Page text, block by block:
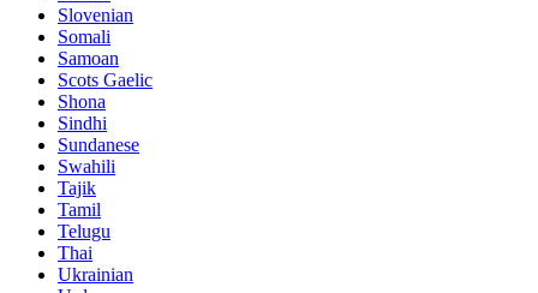
Slovenian
Somali
Samoan
Scots Gaelic
Shona
Sindhi
Sundanese
Swahili
Tajik
Tamil
Telugu
Thai
Ukrainian